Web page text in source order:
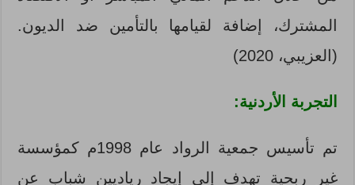
المشترك، إضافة لقيامها بالتأمين ضد الديون.
(العزيبي، 2020)
التجربة الأردنية:
تم تأسيس جمعية الرواد عام 1998م كمؤسسة
غير ربحية تهدف إلى إيجاد رياديين شباب عن